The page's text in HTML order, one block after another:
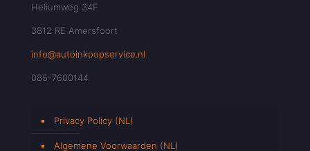
Heliumweg 34F
3812 RE Amersfoort
info@autoinkoopservice.nl
085-7600144
Privacy Policy (NL)
Algemene Voorwaarden (NL)